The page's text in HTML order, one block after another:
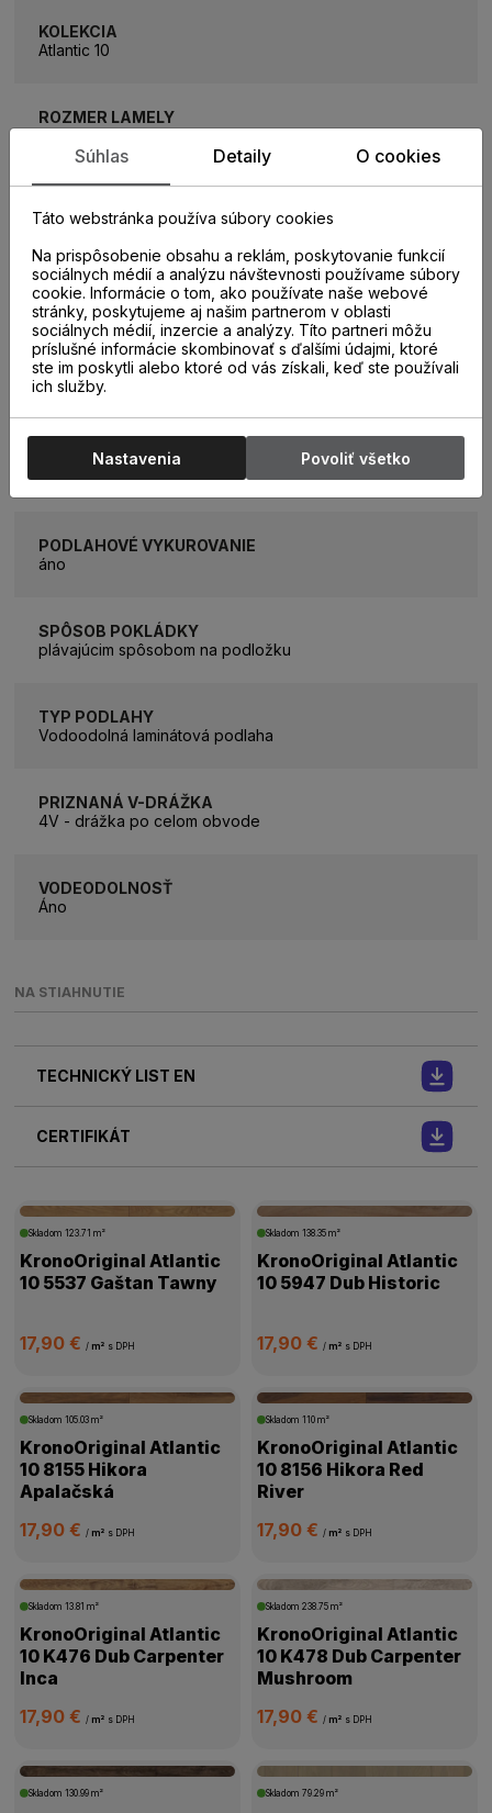
KOLEKCIA
Atlantic 10
ROZMER LAMELY
1,76m2 (7 lamiel)
ZÁŤAŽOVÁ TRIEDA
33
TYP SPOJA
1clic 2go pure +
HRÚBKA PODLAHY
10 mm
PODLAHOVÉ VYKUROVANIE
áno
SPÔSOB POKLÁDKY
plávajúcim spôsobom na podložku
TYP PODLAHY
Vodoodolná laminátová podlaha
PRIZNANÁ V-DRÁŽKA
4V - drážka po celom obvode
VODEODOLNOSŤ
Áno
NA STIAHNUTIE
TECHNICKÝ LIST EN
CERTIFIKÁT
Skladom123.71 m²
KronoOriginal Atlantic
10 5537 Gaštan Tawny
17,90 €/ m² s DPH
Skladom 138.35 m²
KronoOriginal Atlantic
10 5947 Dub Historic
17,90 € / m² s DPH
Skladom105.03 m²
KronoOriginal Atlantic
10 8155 Hikora
Apalačská
17,90 €/ m² s DPH
Skladom 110 m²
KronoOriginal Atlantic
10 8156 Hikora Red
River
17,90 € / m² s DPH
Skladom13.81 m²
KronoOriginal Atlantic
10 K476 Dub Carpenter
Inca
17,90 €/ m² s DPH
Skladom 238.75 m²
KronoOriginal Atlantic
10 K478 Dub Carpenter
Mushroom
17,90 € / m² s DPH
Skladom130.99 m² Skladom 79.29 m²
Súhlas Detaily O cookies
Táto webstránka používa súbory cookies
Na prispôsobenie obsahu a reklám, poskytovanie funkcií
sociálnych médií a analýzu návštevnosti používame súbory
cookie. Informácie o tom, ako používate naše webové
stránky, poskytujeme aj našim partnerom v oblasti
sociálnych médií, inzercie a analýzy. Títo partneri môžu
príslušné informácie skombinovať s ďalšími údajmi, ktoré
ste im poskytli alebo ktoré od vás získali, keď ste používali
ich služby.
Nastavenia Povoliť všetko